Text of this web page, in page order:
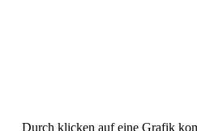
Durch klicken auf eine Grafik